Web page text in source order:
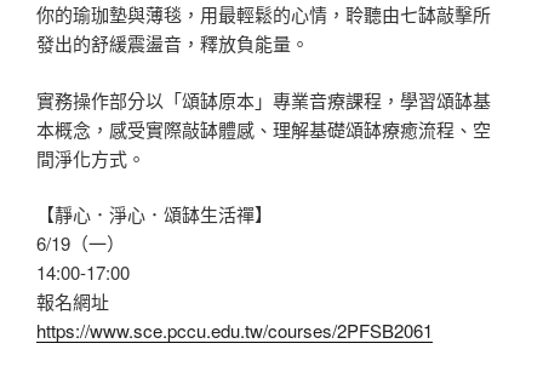
你的瑜珈墊與薄毯，用最輕鬆的心情，聆聽由七缽敲擊所
發出的舒緩震盪音，釋放負能量。
實務操作部分以「頌缽原本」專業音療課程，學習頌缽基
本概念，感受實際敲缽體感、理解基礎頌缽療癒流程、空
間淨化方式。
【靜心．淨心．頌缽生活禪】
6/19（一）
14:00-17:00
報名網址
https://www.sce.pccu.edu.tw/courses/2PFSB2061